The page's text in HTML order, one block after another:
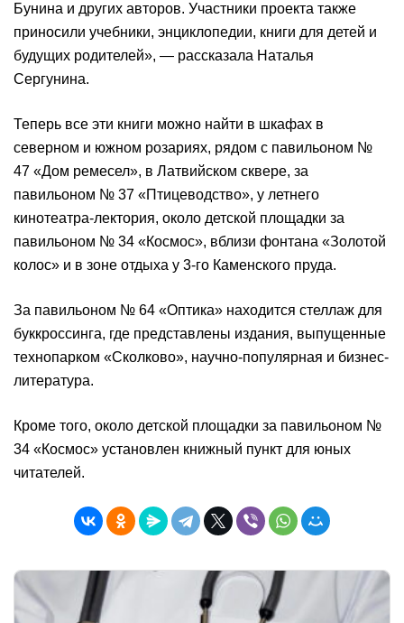
Бунина и других авторов. Участники проекта также
приносили учебники, энциклопедии, книги для детей и
будущих родителей», — рассказала Наталья
Сергунина.
Теперь все эти книги можно найти в шкафах в
северном и южном розариях, рядом с павильоном №
47 «Дом ремесел», в Латвийском сквере, за
павильоном № 37 «Птицеводство», у летнего
кинотеатра-лектория, около детской площадки за
павильоном № 34 «Космос», вблизи фонтана «Золотой
колос» и в зоне отдыха у 3-го Каменского пруда.
За павильоном № 64 «Оптика» находится стеллаж для
буккроссинга, где представлены издания, выпущенные
технопарком «Сколково», научно-популярная и бизнес-
литература.
Кроме того, около детской площадки за павильоном №
34 «Космос» установлен книжный пункт для юных
читателей.